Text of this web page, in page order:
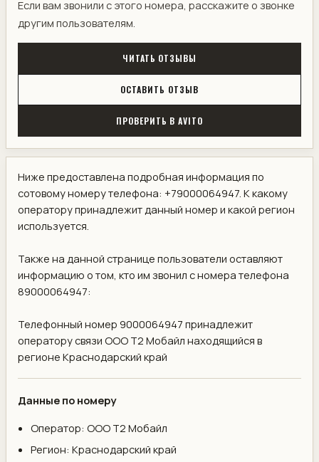
Если вам звонили с этого номера, расскажите о звонке
другим пользователям.
ЧИТАТЬ ОТЗЫВЫ
ОСТАВИТЬ ОТЗЫВ
ПРОВЕРИТЬ В AVITO
Ниже предоставлена подробная информация по
сотовому номеру телефона: +79000064947. К какому
оператору принадлежит данный номер и какой регион
используется.
Также на данной странице пользователи оставляют
информацию о том, кто им звонил с номера телефона
89000064947:
Телефонный номер 9000064947 принадлежит
оператору связи ООО Т2 Мобайл находящийся в
регионе Краснодарский край
Данные по номеру
Оператор: ООО Т2 Мобайл
Регион: Краснодарский край